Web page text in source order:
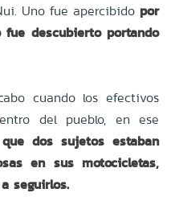
Uno fue apercibido por
descubierto portando
cuando los efectivos
del pueblo, en ese
dos sujetos estaban
en sus motocicletas,
seguirlos.